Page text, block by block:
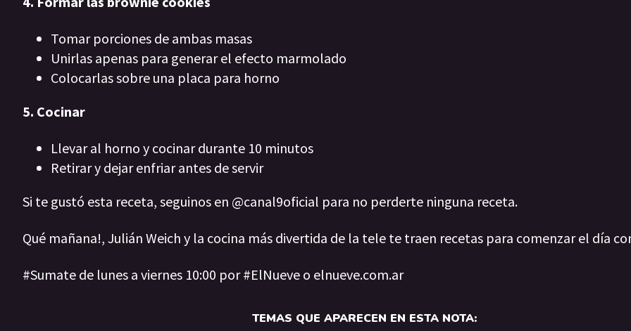
Tomar porciones de ambas masas
Unirlas apenas para generar el efecto marmolado
Colocarlas sobre una placa para horno
5. Cocinar
Llevar al horno y cocinar durante 10 minutos
Retirar y dejar enfriar antes de servir
Si te gustó esta receta, seguinos en @canal9oficial para no perderte ninguna receta.
Qué mañana!, Julián Weich y la cocina más divertida de la tele te traen recetas para comenzar el día
#Sumate de lunes a viernes 10:00 por #ElNueve o elnueve.com.ar
TEMAS QUE APARECEN EN ESTA NOTA: